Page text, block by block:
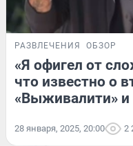
РАЗВЛЕЧЕНИЯ ОБЗОР
«Я офигел от
что известно о
«Выживалити» и
28 января, 2025, 20:00 2